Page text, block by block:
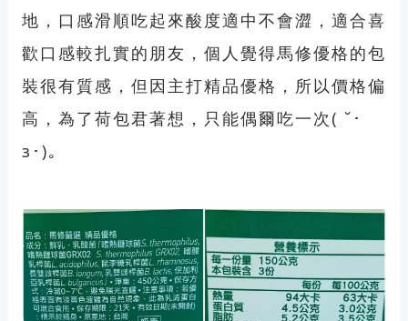
地，口感滑順吃起來酸度適中不會澀，適合喜
歡口感較扎實的朋友，個人覺得馬修優格的包
裝很有質感，但因主打精品優格，所以價格偏
高，為了荷包君著想，只能偶爾吃一次( ˘･
з･)。